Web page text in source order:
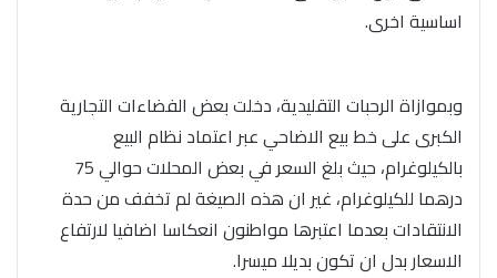
اساسية اخرى.
وبموازاة الرحبات التقليدية، دخلت بعض الفضاءات التجارية
الكبرى على خط بيع الاضاحي عبر اعتماد نظام البيع
بالكيلوغرام، حيث بلغ السعر في بعض المحلات حوالي 75
درهما للكيلوغرام، غير ان هذه الصيغة لم تخفف من حدة
الانتقادات بعدما اعتبرها مواطنون انعكاسا اضافيا لارتفاع
الاسعار بدل ان تكون بديلا ميسرا.